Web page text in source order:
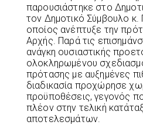
παρουσιάστηκε στο
τον Δημοτικό Σύμβουλο κ.
οποίος ανέπτυξε την
Αρχής. Παρά τις
ανάγκη ουσιαστικής
ολοκληρωμένου
πρότασης με αυξημένες
διαδικασία προχώρησε
προϋποθέσεις, γεγονός
πλέον στην τελική
αποτελεσμάτων.